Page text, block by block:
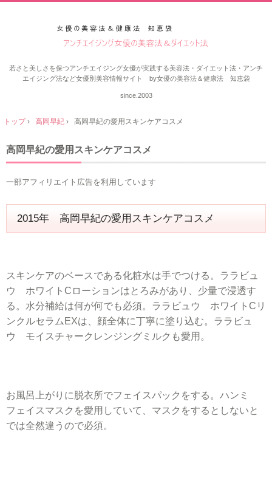
若さと美しさを保つアンチエイジング女優が実践する美容法・ダイエット法・アンチ
エイジング法など女優別美容情報サイト by女優の美容法＆健康法 知恵袋
since.2003
トップ› 高岡早紀 › 高岡早紀の愛用スキンケアコスメ
高岡早紀の愛用スキンケアコスメ
一部アフィリエイト広告を利用しています
2015年 高岡早紀の愛用スキンケアコスメ
スキンケアのベースである化粧水は手でつける。ララビュ
ウ ホワイトCローションはとろみがあり、少量で浸透す
る。水分補給は何が何でも必須。ララビュウ ホワイトCリ
ンクルセラムEXは、顔全体に丁寧に塗り込む。ララビュ
ウ モイスチャークレンジングミルクも愛用。
お風呂上がりに脱衣所でフェイスパックをする。ハンミ
フェイスマスクを愛用していて、マスクをするとしないと
では全然違うので必須。